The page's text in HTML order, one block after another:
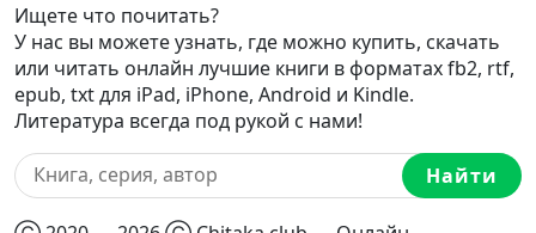
Ищете что почитать?
У нас вы можете узнать, где можно купить, скачать
или читать онлайн лучшие книги в форматах fb2, rtf,
epub, txt для iPad, iPhone, Android и Kindle.
Литература всегда под рукой с нами!
Найти